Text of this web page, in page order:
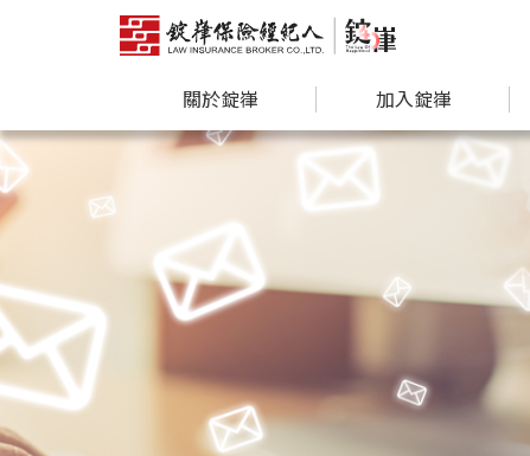
關於錠嵂 加入錠嵂